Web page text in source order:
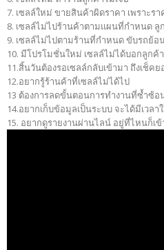
7. เซลล์ใหม่ ขายสินค้าผิดราคา เพราะร
8. เซลล์ไม่ไปร้านค้าตามแผนที่กำหนด
9. เซลล์ไม่ไปตามร้านที่กำหนด ขับรถย้
10. มีโปรโมชั่นใหม่ เซลล์ไม่ได้บอกลูกค้
11.สิ้นวันต้องรอเซลล์กลับเข้ามา ถึงเช็ค
12.อยากรู้ร้านค้าที่เซลล์ไม่ได้ไป
13 ต้องการลดขั้นตอนการทำงานที่ซ้ำซ้อ
14.อยากเก็บข้อมูลเป็นระบบ จะได้มีเวล
15. อยากดูรายงานผ่านไลน์ อยู่ที่ไหนก็เ